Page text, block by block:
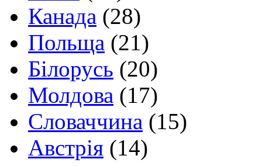
Канада (28)
Польща (21)
Білорусь (20)
Молдова (17)
Словаччина (15)
Австрія (14)